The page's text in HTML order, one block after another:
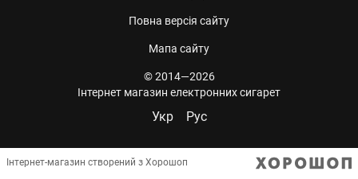
Повна версія сайту
Мапа сайту
© 2014—2026
Інтернет магазин електронних сигарет
Укр Рус
Інтернет-магазин створений з Хорошоп